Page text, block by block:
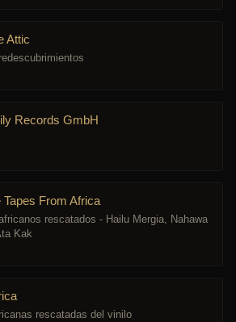
Attic
Records GmbH
From Africa
rescatados - Hailu Mergia, Nahawa
Kak
rescatadas del vinilo